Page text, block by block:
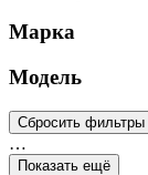
Марка
Модель
Сбросить фильтры
…
Показать ещё